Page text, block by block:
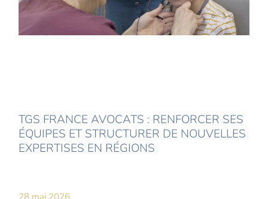
TGS FRANCE AVOCATS : RENFORCER SES
ÉQUIPES ET STRUCTURER DE NOUVELLES
EXPERTISES EN RÉGIONS